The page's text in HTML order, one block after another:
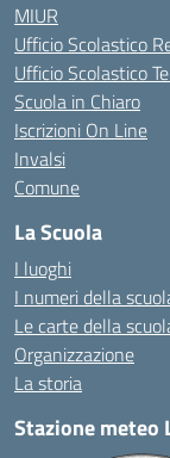
MIUR
Ufficio Scolastico
Ufficio Scolastico
Scuola in Chiaro
Iscrizioni On Line
Invalsi
Comune
La Scuola
I luoghi
I numeri della
Le carte della
Organizzazione
La storia
Stazione meteo